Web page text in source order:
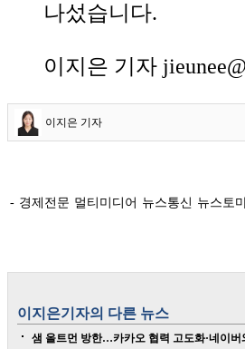
나섰습니다.
이지은 기자
이지은 기자
- 경제전문 멀티미디어 뉴스통신 뉴스토
이지은기자의 다른 뉴스
샘 올트먼 방한…카카오 협력 고도화·네이버